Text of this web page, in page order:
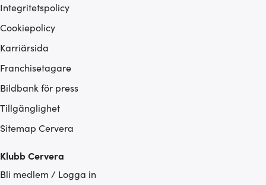
Integritetspolicy
Cookiepolicy
Karriärsida
Franchisetagare
Bildbank för press
Tillgänglighet
Sitemap Cervera
Klubb Cervera
Bli medlem / Logga in